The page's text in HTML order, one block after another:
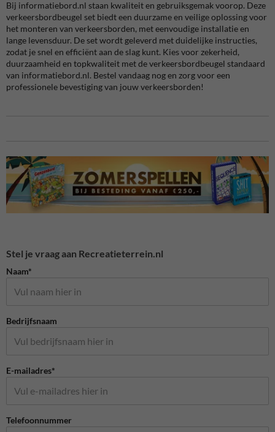
Bij informatiebord.nl staan kwaliteit en gebruiksgemak voorop. Deze
verkeersbordbeugel set biedt een duurzame en veilige oplossing voor
het monteren van verkeersborden, met eenvoudige installatie en
lange levensduur. De set wordt geleverd met duidelijke instructies,
zodat je snel en efficiënt aan de slag kunt. Kies voor zekerheid,
duurzaamheid en topkwaliteit met de verkeersbordbeugel standaard
van informatiebord.nl. Bestel vandaag nog en zorg voor een
professionele bevestiging van jouw verkeersborden!
Stel je vraag aan Recreatieterrein.nl
Naam*
Bedrijfsnaam
E-mailadres*
Telefoonnummer